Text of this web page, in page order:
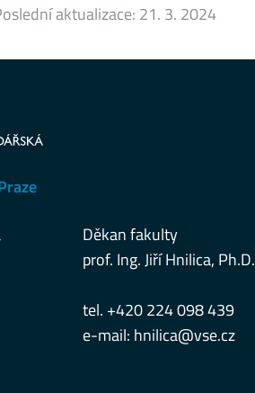
aktualizace: 21. 3. 2024
Děkan fakulty
prof. Ing. Jiří Hnilica, Ph.D.
tel. +420 224 098 439
e-mail: hnilica@vse.cz